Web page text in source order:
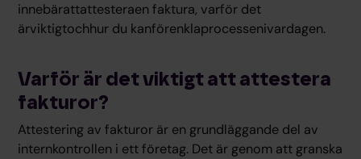
innebärattattesteraen faktura, varför det
ärviktigtochhur du kanförenklaprocessenivardagen.
Varför är det viktigt att attestera
fakturor?
Attestering av fakturor är en grundläggande del av
internkontrollen i ett företag. Det är genom att granska